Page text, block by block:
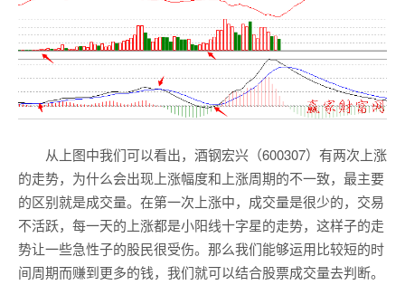
从上图中我们可以看出，酒钢宏兴（600307）有两次上涨
的走势，为什么会出现上涨幅度和上涨周期的不一致，最主要
的区别就是成交量。在第一次上涨中，成交量是很少的，交易
不活跃，每一天的上涨都是小阳线十字星的走势，这样子的走
势让一些急性子的股民很受伤。那么我们能够运用比较短的时
间周期而赚到更多的钱，我们就可以结合股票成交量去判断。